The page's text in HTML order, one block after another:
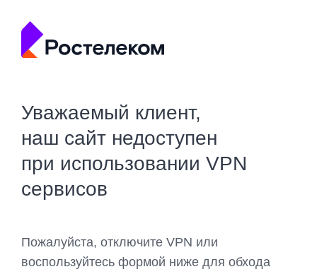
Уважаемый клиент,
наш сайт недоступен
при использовании VPN
сервисов
Пожалуйста, отключите VPN или
воспользуйтесь формой ниже для обхода